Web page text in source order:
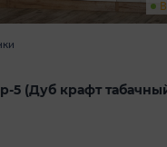
5 (Дуб крафт